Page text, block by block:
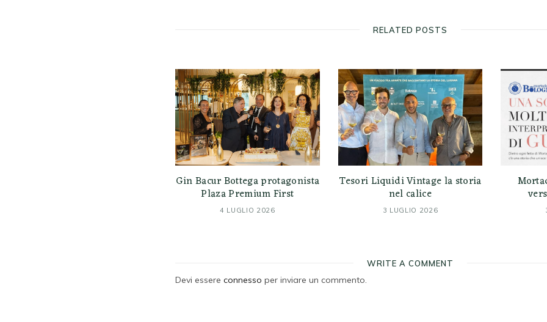
RELATED POSTS
Gin Bacur Bottega protagonista
Plaza Premium First
4 LUGLIO 2026
Tesori Liquidi Vintage la storia
nel calice
3 LUGLIO 2026
WRITE A COMMENT
Devi essereconnesso per inviare un commento.